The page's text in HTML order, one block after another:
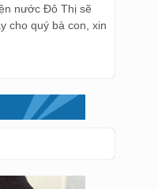
nước Đô Thị sẽ
cho quý bà con, xin